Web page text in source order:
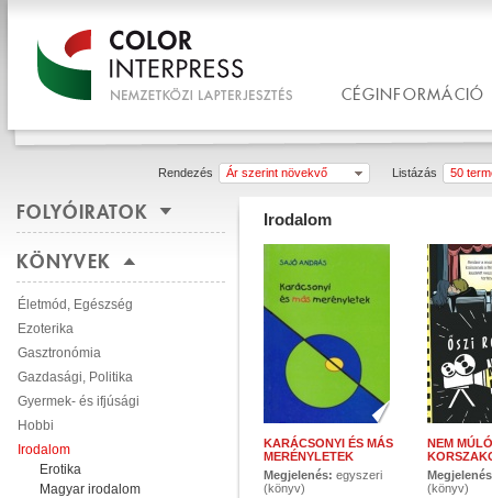
CÉGINFORMÁCIÓ
Listázás 50
Rendezés Ár szerint növekvő
FOLYÓIRATOK
KÖNYVEK
Életmód, Egészség
Ezoterika
Gasztronómia
Gazdasági, Politika
Gyermek- és ifjúsági
Hobbi
Irodalom
Erotika
Magyar irodalom
Irodalom
KARÁCSONYI ÉS MÁS
MERÉNYLETEK
Megjelenés: egyszeri
(könyv)
NEM MÚLÓ
(könyv)